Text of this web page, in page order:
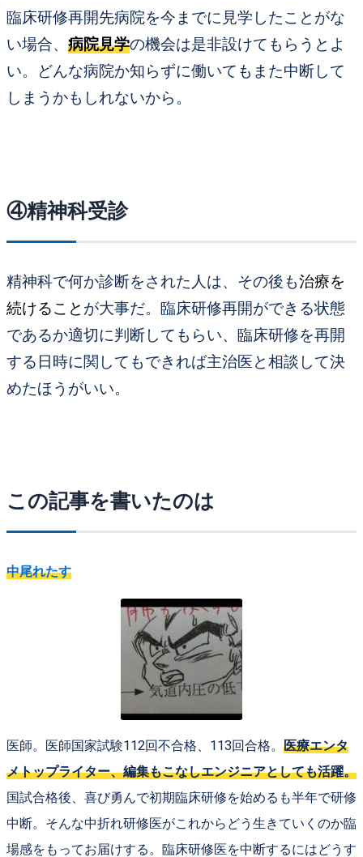
臨床研修再開先病院を今までに見学したことがな
い場合、 病院見学の機会は是非設けてもらうとよ
い。どんな病院か知らずに働いてもまた中断して
しまうかもしれないから。
④精神科受診
精神科で何か診断をされた人は、 その後も治療を
続けること が大事だ。臨床研修再開ができる状態
であるか適切に判断してもらい、 臨床研修を再開
する日時に関してもできれば主治医と相談して決
めたほうがいい。
この記事を書いたのは
中尾れたす
医師。医師国家試験112回不合格、113回合格。 医療エンタ
メトップライター、編集もこなしエンジニアとしても活躍。
国試合格後、喜び勇んで初期臨床研修を始めるも半年で研修
中断。そんな中折れ研修医がこれからどう生きていくのか臨
場感をもってお届けする。臨床研修医を中断するにはどうす